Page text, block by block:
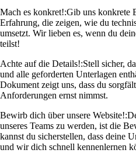
Mach es konkret!:Gib uns konkrete
Erfahrung, die zeigen, wie du
umsetzt. Wir lieben es, wenn du
teilst!
Achte auf die Details!:Stell sicher,
und alle geforderten Unterlagen
Dokument zeigt uns, dass du
Anforderungen ernst nimmst.
Bewirb dich über unsere Website!:
unseres Teams zu werden, ist die
kannst du sicherstellen, dass deine
und wir dich schnell kennenlernen